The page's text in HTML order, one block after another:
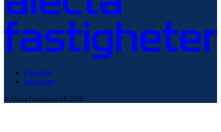
Linkedin
Instagram
© Alecta Fastigheter AB 2026